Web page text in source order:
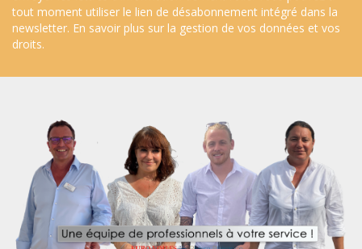
tout moment utiliser le lien de désabonnement intégré dans la
newsletter. En savoir plus sur la gestion de vos données et vos
droits.